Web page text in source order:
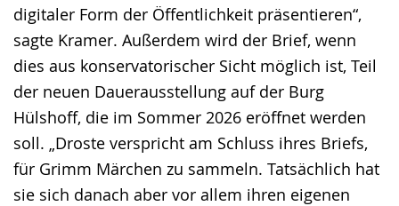
digitaler Form der Öffentlichkeit präsentieren“,
sagte Kramer. Außerdem wird der Brief, wenn
dies aus konservatorischer Sicht möglich ist, Teil
der neuen Dauerausstellung auf der Burg
Hülshoff, die im Sommer 2026 eröffnet werden
soll. „Droste verspricht am Schluss ihres Briefs,
für Grimm Märchen zu sammeln. Tatsächlich hat
sie sich danach aber vor allem ihren eigenen